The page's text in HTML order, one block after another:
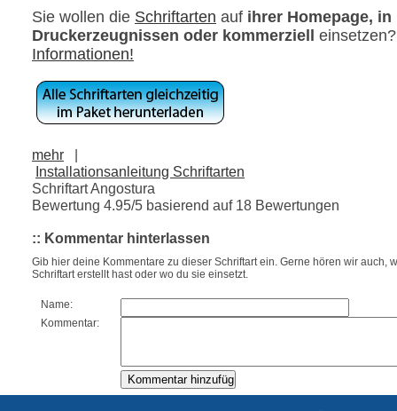
Sie wollen die Schriftarten auf ihrer Homepage, in
Druckerzeugnissen oder kommerziell
Informationen!
mehr
|
Installationsanleitung Schriftarten
Schriftart Angostura
Bewertung 4.95/5 basierend auf 18 Bewertungen
:: Kommentar hinterlassen
Gib hier deine Kommentare zu dieser Schriftart ein. Gerne hören wir auch,
Schriftart erstellt hast oder wo du sie einsetzt.
Name:
Kommentar: